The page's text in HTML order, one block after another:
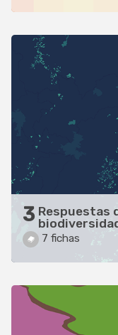
3 Respuestas
7 fichas